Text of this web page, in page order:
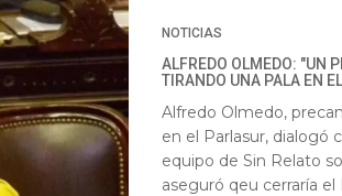
NOTICIAS
ALFREDO OLMEDO: "UN
TIRANDO UNA PALA EN
Alfredo Olmedo,
en el Parlasur, dialogó
equipo de Sin Relato
aseguró qeu cerraría el